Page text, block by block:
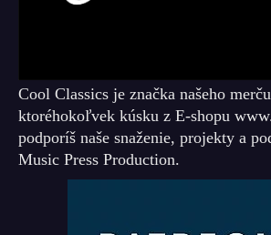
Cool Classics je značka našeho
ktoréhokoľvek kúsku z E-shopu
podporíš naše snaženie, projekty a
Music Press Production.